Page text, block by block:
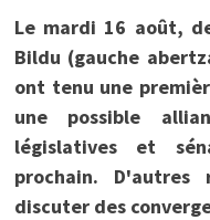
Le mardi 16 août,
Bildu (gauche
ont tenu une
une possible
législatives et
prochain. D'autres
discuter des